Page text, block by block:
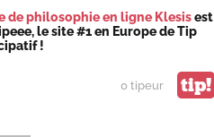
de philosophie en ligne Klesisest
le site #1 en Europe de Tip
!
0 tipeur tip!